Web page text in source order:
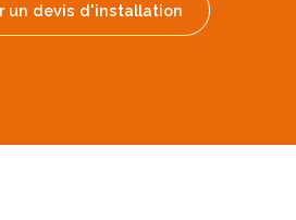
un devis d'installation